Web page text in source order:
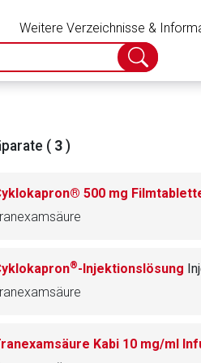
Weitere Verzeichnisse &
Suche
abschicken
( 3 )
500 mg
®-Injektionslösung
Kabi 10 mg/ml